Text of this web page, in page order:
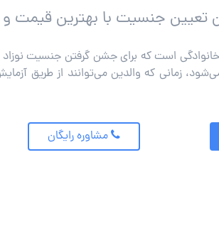
تعیین جنسیت با بهترین
است که برای جشن گرفتن جنسیت نوزاد
بارداری برگزار می‌شود، زمانی که والدین می‌توانند از
مشاوره رایگان